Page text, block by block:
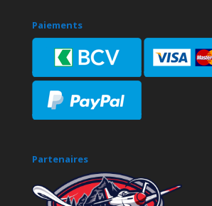
Paiements
Partenaires